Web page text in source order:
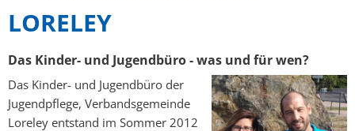
Neubürger
LORELEY
Das Kinder- und Jugendbüro - was und für wen?
Das Kinder- und Jugendbüro der
Jugendpflege, Verbandsgemeinde
Loreley entstand im Sommer 2012